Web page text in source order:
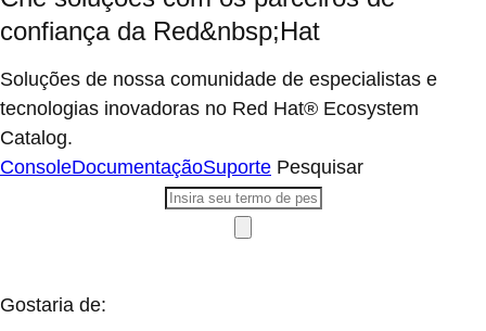
confiança da Red&nbsp;Hat
Soluções de nossa comunidade de especialistas e
tecnologias inovadoras no Red Hat® Ecosystem
Catalog.
ConsoleDocumentaçãoSuporte Pesquisar
Gostaria de: